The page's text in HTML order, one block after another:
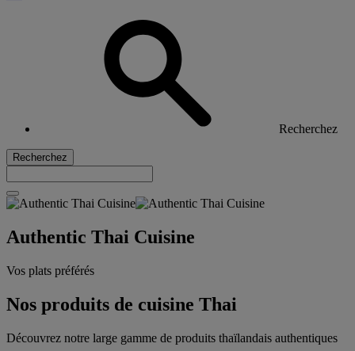
Recherchez
Recherchez
Authentic Thai Cuisine
Vos plats préférés
Nos produits de cuisine Thai
Découvrez notre large gamme de produits thaïlandais authentiques